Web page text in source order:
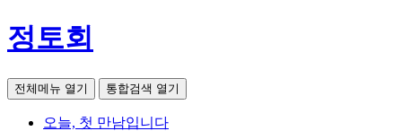
정토회
전체메뉴 열기 통합검색 열기
오늘, 첫 만남입니다